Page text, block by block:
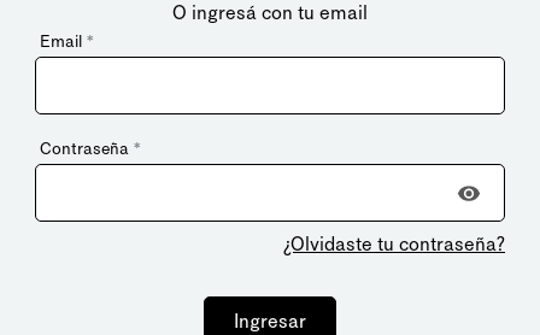
O ingresá con tu email
Email *
Contraseña *
¿Olvidaste tu contraseña?
Ingresar